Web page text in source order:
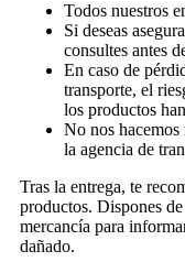
Todos nuestros
Si deseas
consultes antes
En caso de
transporte, el
los productos
No nos hacemos
la agencia de
Tras la entrega, te
productos. Dispones
mercancía para
dañado.